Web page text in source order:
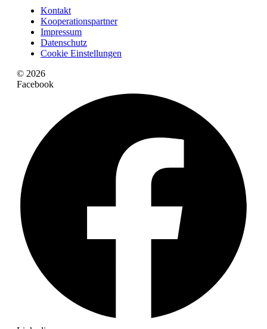
Kontakt
Kooperationspartner
Impressum
Datenschutz
Cookie Einstellungen
© 2026
Facebook